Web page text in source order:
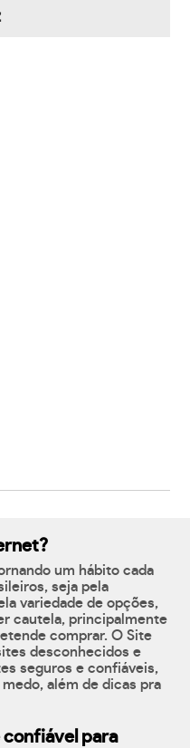
um hábito cada
seja pela
variedade de opções,
cautela, principalmente
comprar. O Site
desconhecidos e
seguros e confiáveis,
além de dicas pra
confiável para